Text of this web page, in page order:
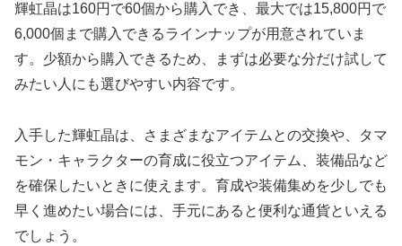
輝虹晶は160円で60個から購入でき、最大では15,800円で
6,000個まで購入できるラインナップが用意されていま
す。少額から購入できるため、まずは必要な分だけ試して
みたい人にも選びやすい内容です。
入手した輝虹晶は、さまざまなアイテムとの交換や、タマ
モン・キャラクターの育成に役立つアイテム、装備品など
を確保したいときに使えます。育成や装備集めを少しでも
早く進めたい場合には、手元にあると便利な通貨といえる
でしょう。